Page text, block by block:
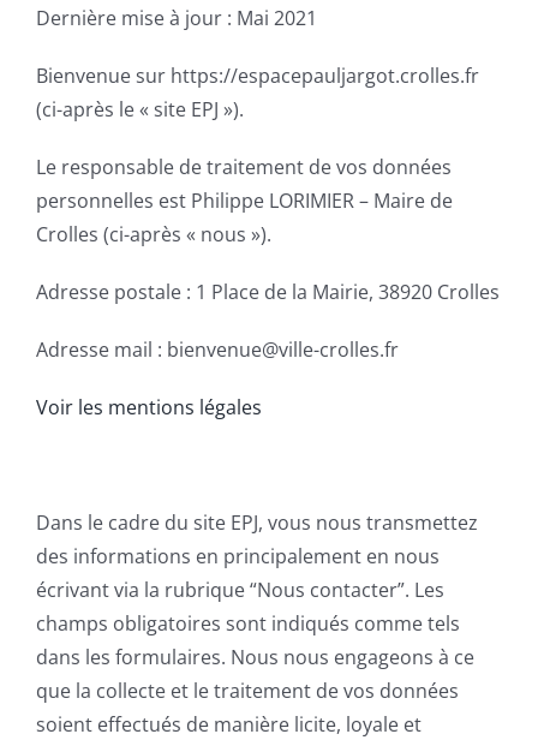
Dernière mise à jour : Mai 2021
Bienvenue sur https://espacepauljargot.crolles.fr
(ci-après le « site EPJ »).
Le responsable de traitement de vos données
personnelles est Philippe LORIMIER – Maire de
Crolles (ci-après « nous »).
Adresse postale : 1 Place de la Mairie, 38920 Crolles
Adresse mail : bienvenue@ville-crolles.fr
Voir les mentions légales
Dans le cadre du site EPJ, vous nous transmettez
des informations en principalement en nous
écrivant via la rubrique “Nous contacter”. Les
champs obligatoires sont indiqués comme tels
dans les formulaires. Nous nous engageons à ce
que la collecte et le traitement de vos données
soient effectués de manière licite, loyale et